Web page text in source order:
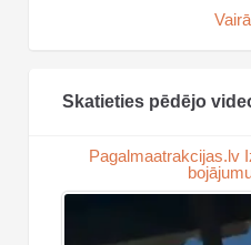
Skatieties pēdējo
Pagalmaatrakcijas.lv